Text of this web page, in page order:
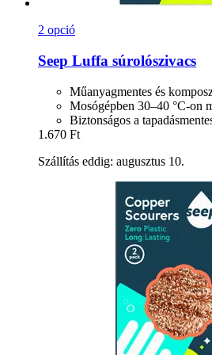
2 opció
Seep Luffa súrolószivacs
Műanyagmentes és
Mosógépben 30–40 °C-on
Biztonságos a
1.670 Ft
Szállítás eddig: augusztus 10.